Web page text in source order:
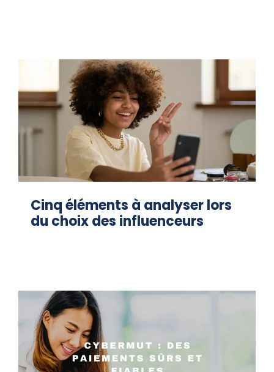
Cinq éléments à analyser lors
du choix des influenceurs